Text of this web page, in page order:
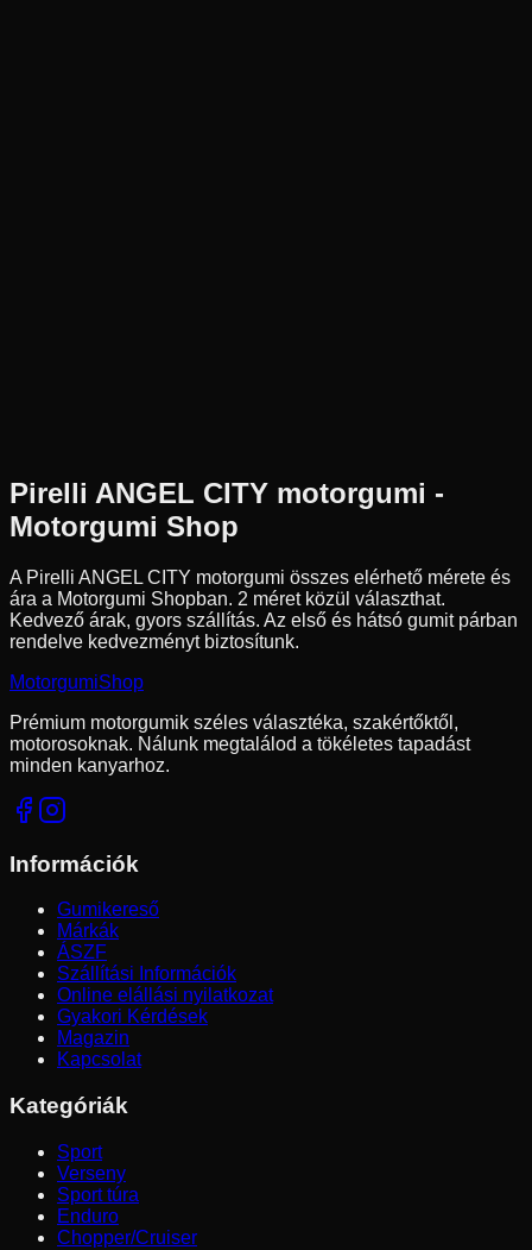
Pirelli ANGEL CITY motorgumi -
Motorgumi Shop
A Pirelli ANGEL CITY motorgumi összes elérhető mérete és
ára a Motorgumi Shopban. 2 méret közül választhat.
Kedvező árak, gyors szállítás. Az első és hátsó gumit párban
rendelve kedvezményt biztosítunk.
MotorgumiShop
Prémium motorgumik széles választéka, szakértőktől,
motorosoknak. Nálunk megtalálod a tökéletes tapadást
minden kanyarhoz.
Információk
Gumikereső
Márkák
ÁSZF
Szállítási Információk
Online elállási nyilatkozat
Gyakori Kérdések
Magazin
Kapcsolat
Kategóriák
Sport
Verseny
Sport túra
Enduro
Chopper/Cruiser